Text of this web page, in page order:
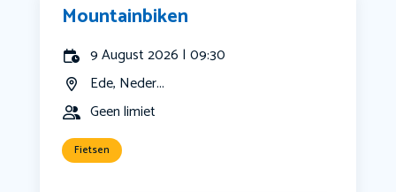
Mountainbiken
9 August 2026 | 09:30
Ede, Neder...
Geen limiet
Fietsen